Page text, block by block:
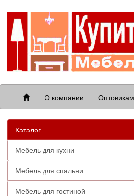
О компании Оптовикам
Каталог
Мебель для кухни
Мебель для спальни
Мебель для гостиной